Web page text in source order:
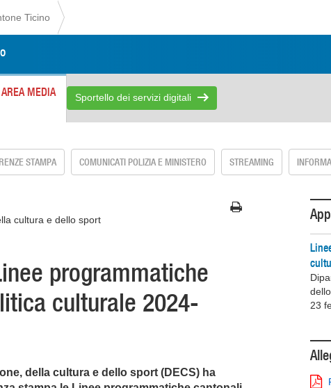
Ticino
AREA MEDIA Sportello dei servizi digitali
STAMPA COMUNICATI POLIZIA E MINISTERO STREAMING
cultura e dello sport
programmatiche
culturale 2024-
della cultura e dello sport (DECS) ha
23